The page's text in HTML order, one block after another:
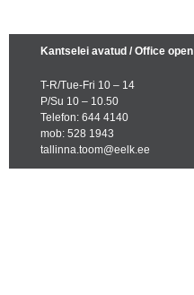
Kantselei avatud / Office open
T-R/Tue-Fri 10 – 14
P/Su 10 – 10.50
Telefon: 644 4140
mob: 528 1943
tallinna.toom@eelk.ee